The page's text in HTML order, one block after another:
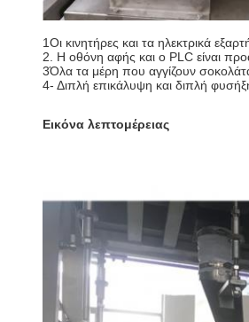
1Οι κινητήρες και τα ηλεκτρικά
2. Η οθόνη αφής και ο PLC είναι
3Όλα τα μέρη που αγγίζουν
4- Διπλή επικάλυψη και διπλή φυσήξη
Εικόνα λεπτομέρειας